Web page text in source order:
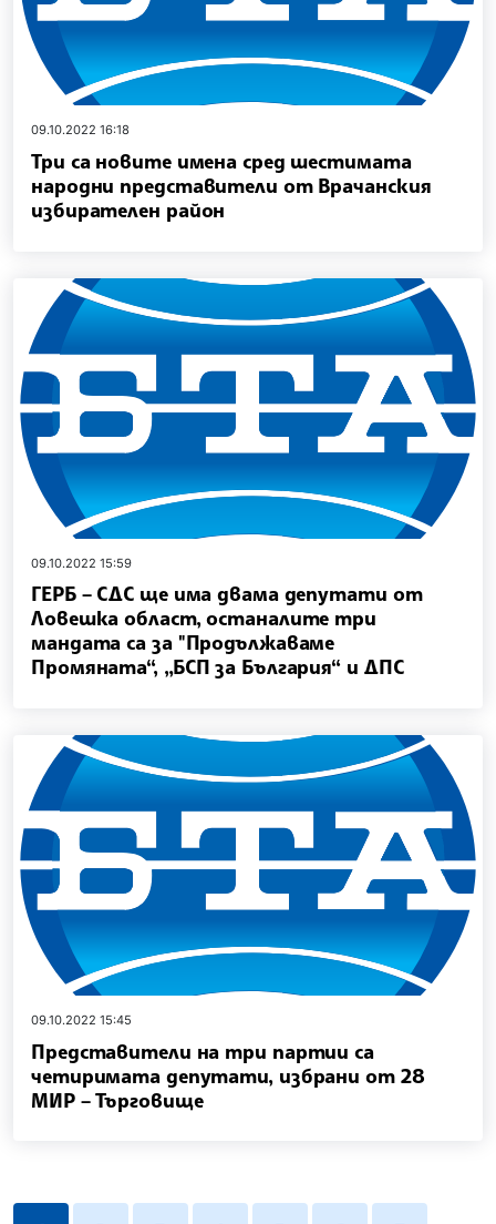
09.10.2022 16:18
Три са новите имена сред шестимата
народни представители от Врачанския
избирателен район
09.10.2022 15:59
ГЕРБ – СДС ще има двама депутати от
Ловешка област, останалите три
мандата са за "Продължаваме
Промяната“, „БСП за България“ и ДПС
09.10.2022 15:45
Представители на три партии са
четиримата депутати, избрани от 28
МИР – Търговище